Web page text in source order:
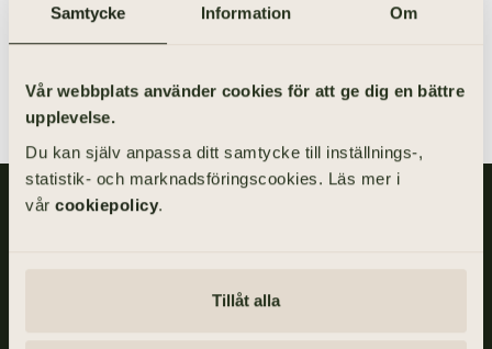
Samtycke Information Om
Vår webbplats använder cookies för att ge dig en bättre
upplevelse.
Du kan själv anpassa ditt samtycke till inställnings-,
statistik- och marknadsföringscookies. Läs mer i
vår cookiepolicy.
Tillåt alla
GÅ TILL SÖK BEGRAVNING
Gillis Edman är en av Sveriges mest anlitade begravningsbyråer.
Jobba hos oss